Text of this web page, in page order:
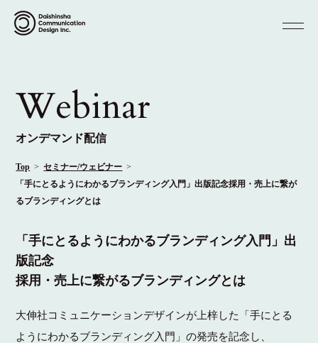
Webinar
オンデマンド配信
Top
セミナー/ウェビナー
「手にとるようにわかるブランディング入門」出版記念採用・売上に繋が
るブランディングとは
「手にとるようにわかるブランディング入門」出
版記念
採用・売上に繋がるブランディングとは
大伸社コミュニケーションデザインが上梓した「手にとる
ようにわかるブランディング入門」の発売を記念し、